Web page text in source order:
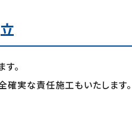
。
確実な責任施工もいたします。